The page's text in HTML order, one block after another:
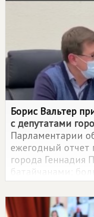
Борис Вальтер
с депутатами
Парламентарии
ежегодный
города Геннадия
батайчанами:
поступивших от
осталась без
градоначальника.